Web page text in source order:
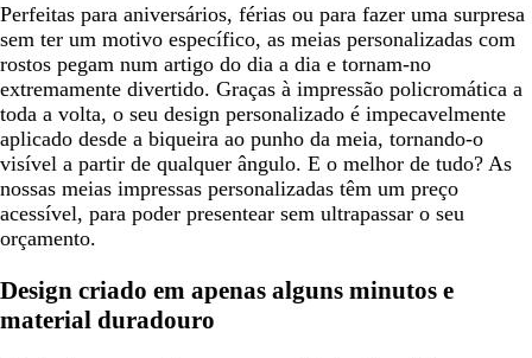
Perfeitas para aniversários, férias ou para fazer uma surpresa
sem ter um motivo específico, as meias personalizadas com
rostos pegam num artigo do dia a dia e tornam-no
extremamente divertido. Graças à impressão policromática a
toda a volta, o seu design personalizado é impecavelmente
aplicado desde a biqueira ao punho da meia, tornando-o
visível a partir de qualquer ângulo. E o melhor de tudo? As
nossas meias impressas personalizadas têm um preço
acessível, para poder presentear sem ultrapassar o seu
orçamento.
Design criado em apenas alguns minutos e
material duradouro